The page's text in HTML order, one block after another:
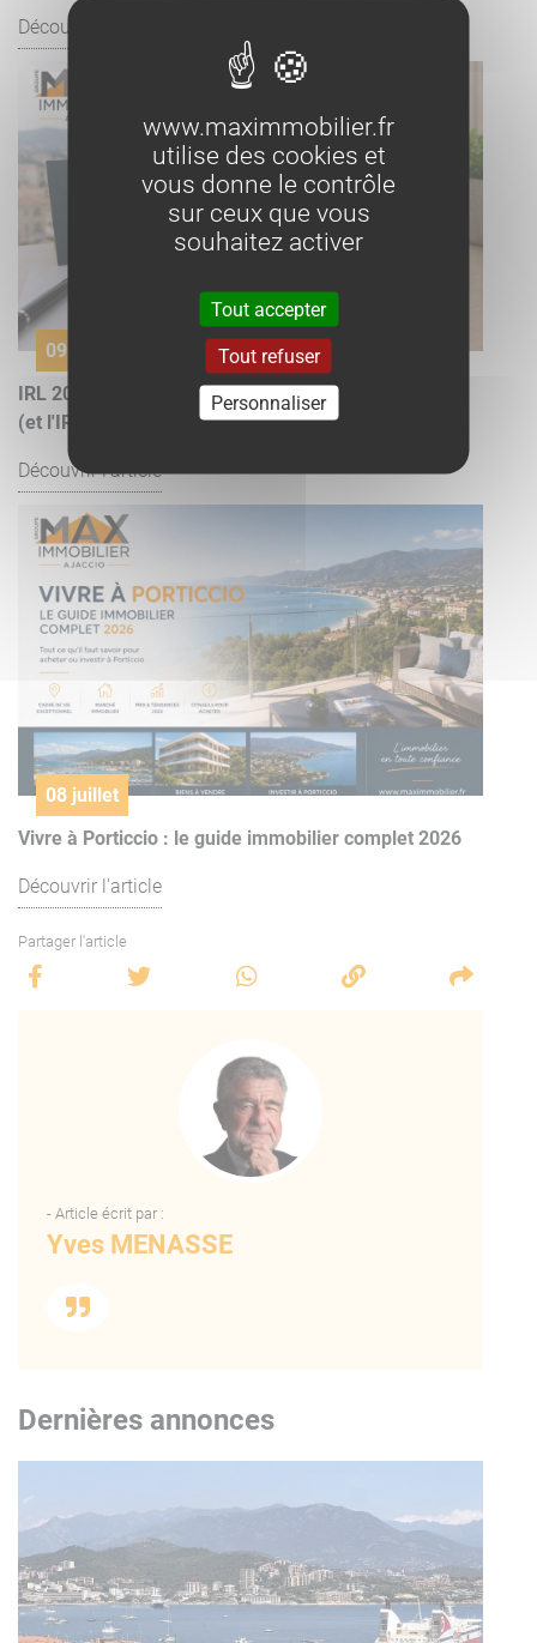
Découvrir l'article
09 juillet
IRL 2026 : le dernier indice de référence des loyers
(et l'IRL Corse)
Découvrir l'article
08 juillet
Vivre à Porticcio : le guide immobilier complet 2026
Découvrir l'article
Partager l'article
- Article écrit par :
Yves MENASSE
Dernières annonces
www.maximmobilier.fr
utilise des cookies et
vous donne le contrôle
sur ceux que vous
souhaitez activer
Tout accepter
Tout refuser
Personnaliser